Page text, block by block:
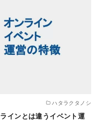
ハタラクタノシ
インとは違うイベント運